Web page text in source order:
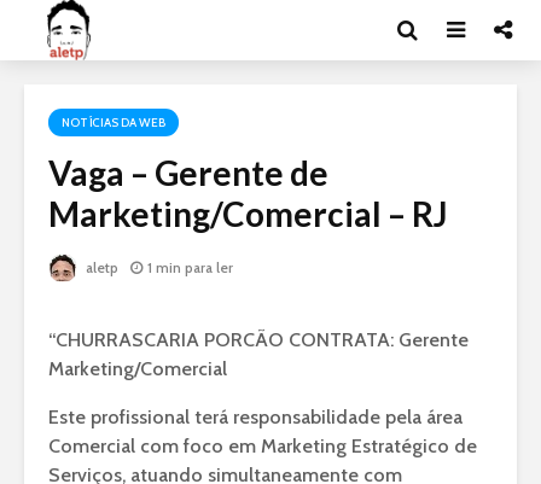
NOTÍCIAS DA WEB
Vaga – Gerente de
Marketing/Comercial – RJ
aletp 1 min para ler
“CHURRASCARIA PORCÃO CONTRATA: Gerente
Marketing/Comercial
Este profissional terá responsabilidade pela área
Comercial com foco em Marketing Estratégico de
Serviços, atuando simultaneamente com